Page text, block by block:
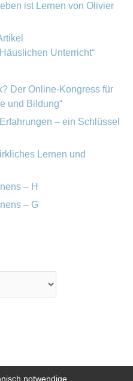
ist Lernen von Olivier
Unterricht“
Der Online-Kongress für
und Bildung“
– ein Schlüssel
Lernen und
– H
– G
notwendige